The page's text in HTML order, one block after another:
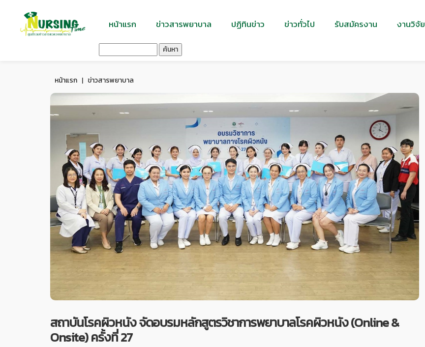
หน้าแรก ข่าวสารพยาบาล ปฏิทินข่าว ข่าวทั่วไป รับสมัครงาน งานวิจัย
ค้นหา
หน้าแรก | ข่าวสารพยาบาล
สถาบันโรคผิวหนัง จัดอบรมหลักสูตรวิชาการพยาบาลโรคผิวหนัง (Online &
Onsite) ครั้งที่ 27